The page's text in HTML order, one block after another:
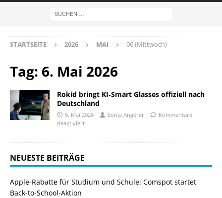
STARTSEITE 2026 MAI 06 (Mittwoch)
Tag: 6. Mai 2026
Rokid bringt KI‑Smart Glasses offiziell nach
Deutschland
6. Mai 2026 Sonja Angerer
Kommentare
deaktiviert
NEUESTE BEITRÄGE
Apple-Rabatte für Studium und Schule: Comspot startet
Back-to-School-Aktion